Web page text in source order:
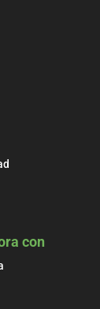
con